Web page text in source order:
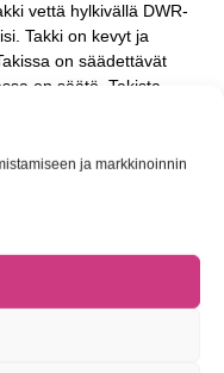
ja markkinoinnin
vettä hylkivällä DWR-
Takki on kevyt ja
on säädettävät
on säätö. Takista
ja molemmilla
hyvän näkyvyyden
on käytetty kierrätettyjä
3-kerros
kierrätetty polyesteri